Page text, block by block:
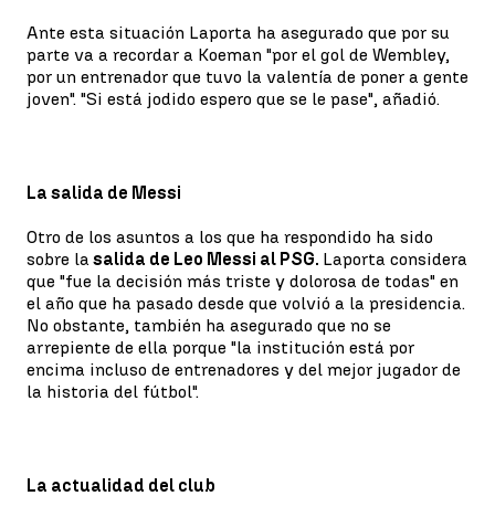
Ante esta situación Laporta ha asegurado que por su
parte va a recordar a Koeman "por el gol de Wembley,
por un entrenador que tuvo la valentía de poner a gente
joven". "Si está jodido espero que se le pase", añadió.
La salida de Messi
Otro de los asuntos a los que ha respondido ha sido
sobre la salida de Leo Messi al PSG. Laporta considera
que "fue la decisión más triste y dolorosa de todas" en
el año que ha pasado desde que volvió a la presidencia.
No obstante, también ha asegurado que no se
arrepiente de ella porque "la institución está por
encima incluso de entrenadores y del mejor jugador de
la historia del fútbol".
La actualidad del club